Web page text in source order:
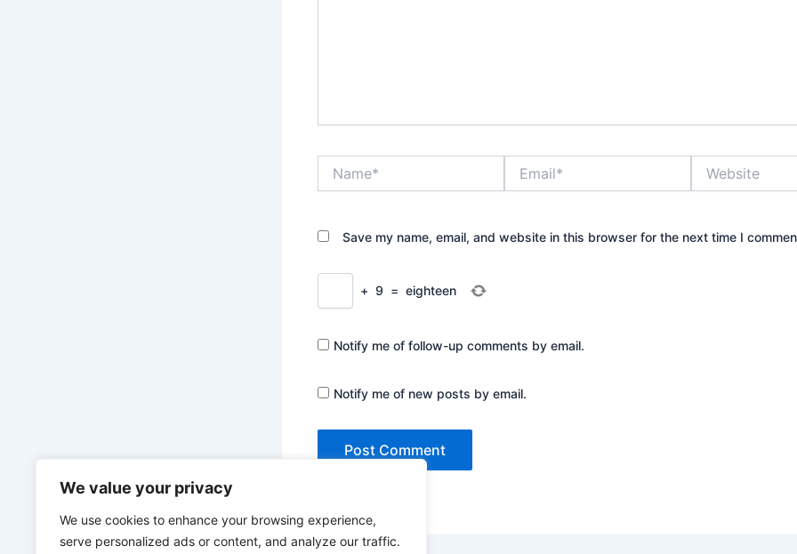
We value your privacy
We use cookies to enhance your browsing experience,
serve personalized ads or content, and analyze our traffic.
Save my name, email, and website in this browser for the next time I
+ 9 = eighteen
Notify me of follow-up comments by email.
Notify me of new posts by email.